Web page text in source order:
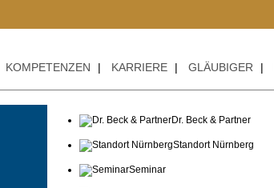
KOMPETENZEN | KARRIERE | GLÄUBIGER |
Dr. Beck & Partner
Standort Nürnberg
Seminar